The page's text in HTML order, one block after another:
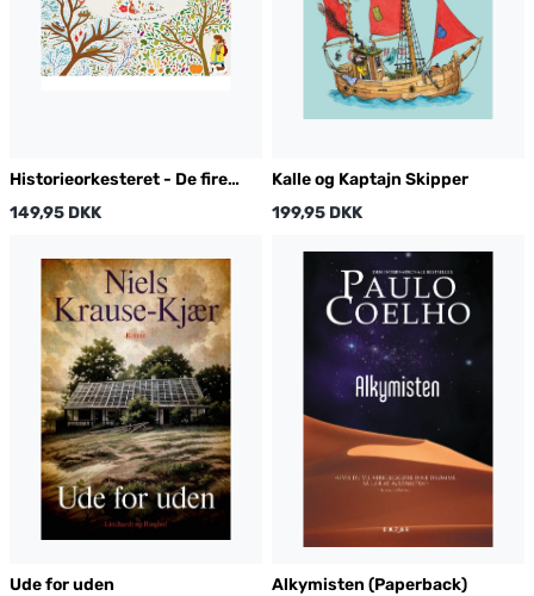
Historieorkesteret - De fire
årstider
149,95 DKK
Kalle og Kaptajn Skipper
199,95 DKK
Ude for uden Alkymisten (Paperback)